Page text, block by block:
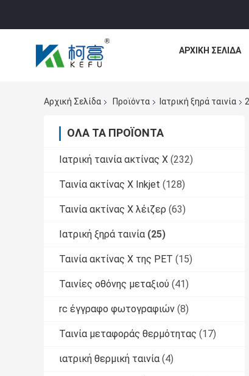
ΑΡΧΙΚΉ ΣΕΛΊΔΑ
Αρχική Σελίδα Προϊόντα Ιατρική ξηρά ταινία
ΌΛΑ ΤΑ ΠΡΟΪΌΝΤΑ
Ιατρική ταινία ακτίνας X (232)
Ταινία ακτίνας X Inkjet (128)
Ταινία ακτίνας X λέιζερ (63)
Ιατρική ξηρά ταινία (25)
Ταινία ακτίνας X της PET (15)
Ταινίες οθόνης μεταξιού (41)
rc έγγραφο φωτογραφιών (8)
Ταινία μεταφοράς θερμότητας (17)
ιατρική θερμική ταινία (4)